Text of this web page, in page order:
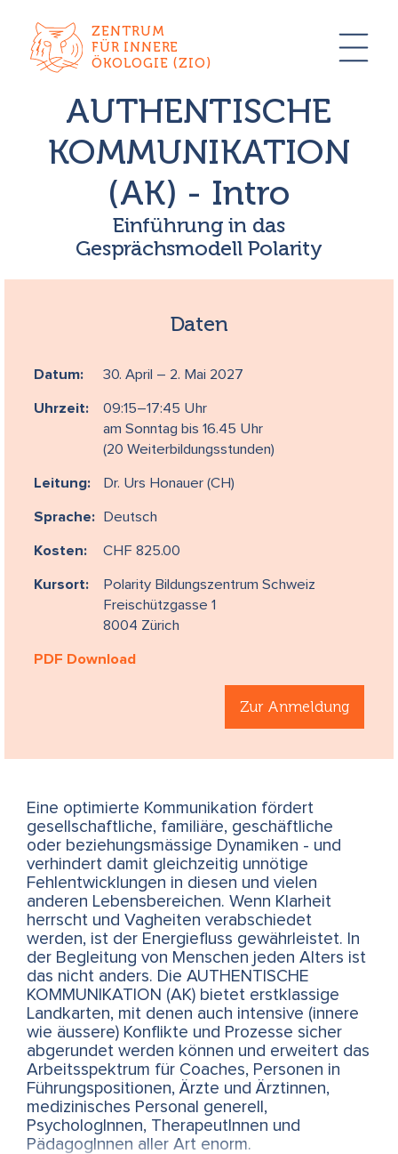
ZENTRUM
FÜR INNERE
ÖKOLOGIE (ZIO)
AUTHENTISCHE
KOMMUNIKATION
(AK) - Intro
Einführung in das
Gesprächsmodell Polarity
Daten
Datum: 30. April – 2. Mai 2027
Uhrzeit:
09:15–17:45 Uhr
am Sonntag bis 16.45 Uhr
(20 Weiterbildungsstunden)
Leitung: Dr. Urs Honauer (CH)
Sprache: Deutsch
Kosten: CHF 825.00
Kursort:
Polarity Bildungszentrum Schweiz
Freischützgasse 1
8004 Zürich
PDF Download
Zur Anmeldung
Eine optimierte Kommunikation fördert
gesellschaftliche, familiäre, geschäftliche
oder beziehungsmässige Dynamiken - und
verhindert damit gleichzeitig unnötige
Fehlentwicklungen in diesen und vielen
anderen Lebensbereichen. Wenn Klarheit
herrscht und Vagheiten verabschiedet
werden, ist der Energiefluss gewährleistet. In
der Begleitung von Menschen jeden Alters ist
das nicht anders. Die AUTHENTISCHE
KOMMUNIKATION (AK) bietet erstklassige
Landkarten, mit denen auch intensive (innere
wie äussere) Konflikte und Prozesse sicher
abgerundet werden können und erweitert das
Arbeitsspektrum für Coaches, Personen in
Führungspositionen, Ärzte und Ärztinnen,
medizinisches Personal generell,
PsychologInnen, TherapeutInnen und
PädagogInnen aller Art enorm.